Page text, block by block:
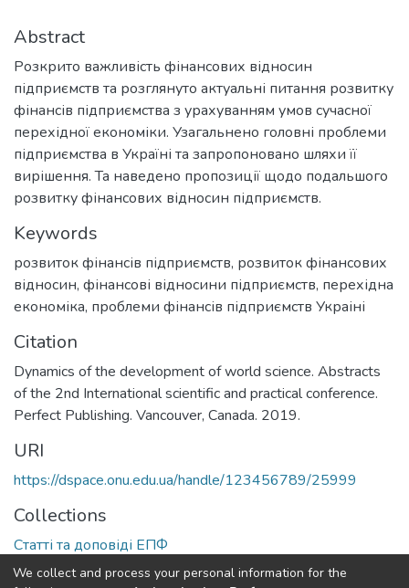
Abstract
Розкрито важливість фінансових відносин
підприємств та розглянуто актуальні питання розвитку
фінансів підприємства з урахуванням умов сучасної
перехідної економіки. Узагальнено головні проблеми
підприємства в Україні та запропоновано шляхи її
вирішення. Та наведено пропозиції щодо подальшого
розвитку фінансових відносин підприємств.
Keywords
розвиток фінансів підприємств, розвиток фінансових
відносин, фінансові відносини підприємств, перехідна
економіка, проблеми фінансів підприємств Украіні
Citation
Dynamics of the development of world science. Abstracts
of the 2nd International scientific and practical conference.
Perfect Publishing. Vancouver, Canada. 2019.
URI
https://dspace.onu.edu.ua/handle/123456789/25999
Collections
Статті та доповіді ЕПФ
We collect and process your personal information for the